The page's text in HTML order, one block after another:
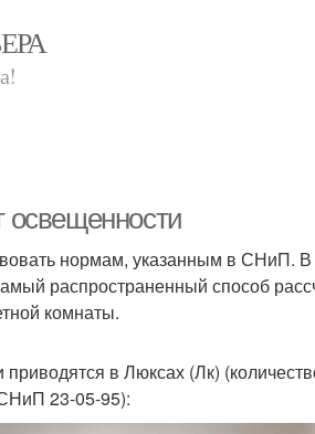
освещенности
нормам, указанным в СНиП. В
распространенный способ
комнаты.
в Люксах (Лк)
23-05-95):